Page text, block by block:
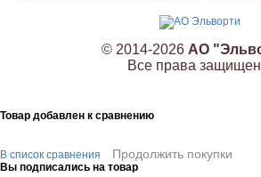
© 2014-2026 АО
Все права
Товар добавлен к сравнению
В список сравнения Продолжить покупки
Вы подписались на товар